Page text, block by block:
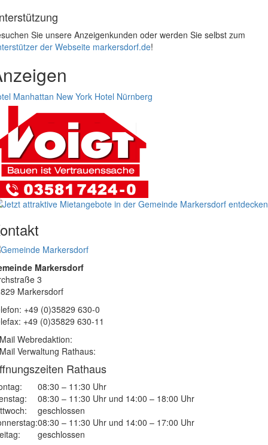
Sie unsere Anzeigenkunden oder werden Sie selbst zum
der Webseite markersdorf.de!
Manhattan New York Hotel Nürnberg
Markersdorf
3
Markersdorf
+49 (0)35829 630-0
+49 (0)35829 630-11
Webredaktion:
Verwaltung Rathaus:
Rathaus
08:30 – 11:30 Uhr
08:30 – 11:30 Uhr und 14:00 – 18:00 Uhr
geschlossen
08:30 – 11:30 Uhr und 14:00 – 17:00 Uhr
geschlossen